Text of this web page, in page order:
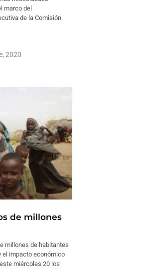
marco del
de la Comisión
2020
de millones
millones de habitantes
el impacto económico
miércoles 20 los